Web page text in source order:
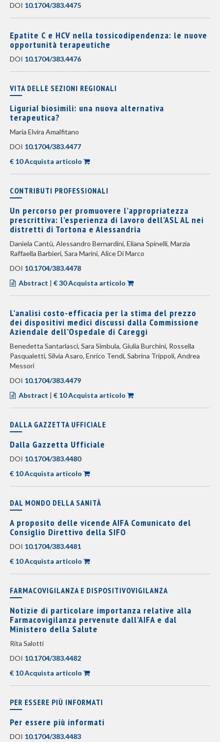
DOI 10.1704/383.4475
Epatite C e HCV nella tossicodipendenza: le nuove
opportunità terapeutiche
DOI 10.1704/383.4476
VITA DELLE SEZIONI REGIONALI
LiguriaI biosimili: una nuova alternativa
terapeutica?
Maria Elvira Amalfitano
DOI 10.1704/383.4477
€ 10 Acquista articolo
CONTRIBUTI PROFESSIONALI
Un percorso per promuovere l’appropriatezza
prescrittiva: l’esperienza di lavoro dell’ASL AL nei
distretti di Tortona e Alessandria
Daniela Cantù, Alessandro Bernardini, Eliana Spinelli, Marzia
Raffaella Barbieri, Sara Marini, Alice Di Marco
DOI 10.1704/383.4478
Abstract | € 30 Acquista articolo
L’analisi costo-efficacia per la stima del prezzo
dei dispositivi medici discussi dalla Commissione
Aziendale dell’Ospedale di Careggi
Benedetta Santarlasci, Sara Simbula, Giulia Burchini, Rossella
Pasqualetti, Silvia Asaro, Enrico Tendi, Sabrina Trippoli, Andrea
Messori
DOI 10.1704/383.4479
Abstract | € 10 Acquista articolo
DALLA GAZZETTA UFFICIALE
Dalla Gazzetta Ufficiale
DOI 10.1704/383.4480
€ 10 Acquista articolo
DAL MONDO DELLA SANITÀ
A proposito delle vicende AIFA Comunicato del
Consiglio Direttivo della SIFO
DOI 10.1704/383.4481
€ 10 Acquista articolo
FARMACOVIGILANZA E DISPOSITIVOVIGILANZA
Notizie di particolare importanza relative alla
Farmacovigilanza pervenute dall’AIFA e dal
Ministero della Salute
Rita Salotti
DOI 10.1704/383.4482
€ 10 Acquista articolo
PER ESSERE PIÙ INFORMATI
Per essere più informati
DOI 10.1704/383.4483